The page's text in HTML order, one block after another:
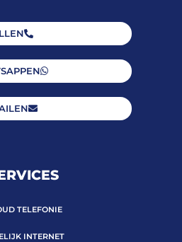
TELEFONIE
INTERNET